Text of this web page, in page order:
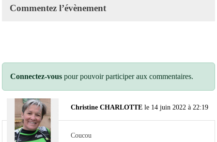
Commentez l’évènement
Connectez-vous pour pouvoir participer aux commentaires.
Christine CHARLOTTE le 14 juin 2022 à 22:19
Coucou